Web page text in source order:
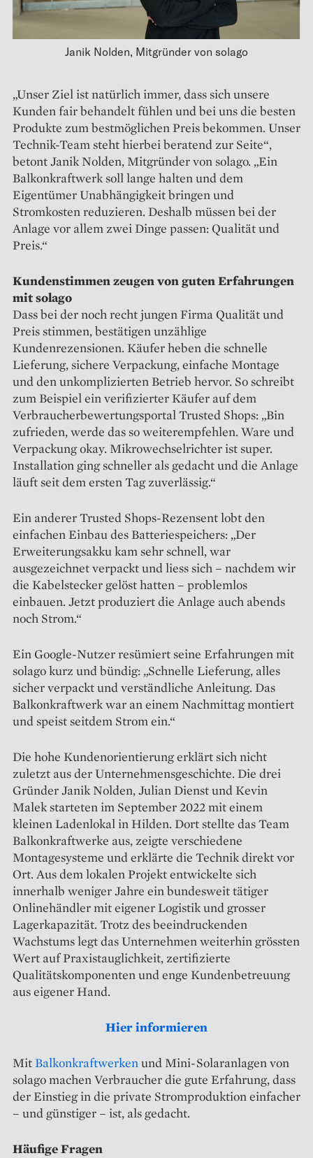
Janik Nolden, Mitgründer von solago
„Unser Ziel ist natürlich immer, dass sich unsere
Kunden fair behandelt fühlen und bei uns die besten
Produkte zum bestmöglichen Preis bekommen. Unser
Technik-Team steht hierbei beratend zur Seite“,
betont Janik Nolden, Mitgründer von solago. „Ein
Balkonkraftwerk soll lange halten und dem
Eigentümer Unabhängigkeit bringen und
Stromkosten reduzieren. Deshalb müssen bei der
Anlage vor allem zwei Dinge passen: Qualität und
Preis.“
Kundenstimmen zeugen von guten Erfahrungen
mit solago
Dass bei der noch recht jungen Firma Qualität und
Preis stimmen, bestätigen unzählige
Kundenrezensionen. Käufer heben die schnelle
Lieferung, sichere Verpackung, einfache Montage
und den unkomplizierten Betrieb hervor. So schreibt
zum Beispiel ein verifizierter Käufer auf dem
Verbraucherbewertungsportal Trusted Shops: „Bin
zufrieden, werde das so weiterempfehlen. Ware und
Verpackung okay. Mikrowechselrichter ist super.
Installation ging schneller als gedacht und die Anlage
läuft seit dem ersten Tag zuverlässig.“
Ein anderer Trusted Shops-Rezensent lobt den
einfachen Einbau des Batteriespeichers: „Der
Erweiterungsakku kam sehr schnell, war
ausgezeichnet verpackt und liess sich – nachdem wir
die Kabelstecker gelöst hatten – problemlos
einbauen. Jetzt produziert die Anlage auch abends
noch Strom.“
Ein Google-Nutzer resümiert seine Erfahrungen mit
solago kurz und bündig: „Schnelle Lieferung, alles
sicher verpackt und verständliche Anleitung. Das
Balkonkraftwerk war an einem Nachmittag montiert
und speist seitdem Strom ein.“
Die hohe Kundenorientierung erklärt sich nicht
zuletzt aus der Unternehmensgeschichte. Die drei
Gründer Janik Nolden, Julian Dienst und Kevin
Malek starteten im September 2022 mit einem
kleinen Ladenlokal in Hilden. Dort stellte das Team
Balkonkraftwerke aus, zeigte verschiedene
Montagesysteme und erklärte die Technik direkt vor
Ort. Aus dem lokalen Projekt entwickelte sich
innerhalb weniger Jahre ein bundesweit tätiger
Onlinehändler mit eigener Logistik und grosser
Lagerkapazität. Trotz des beeindruckenden
Wachstums legt das Unternehmen weiterhin grössten
Wert auf Praxistauglichkeit, zertifizierte
Qualitätskomponenten und enge Kundenbetreuung
aus eigener Hand.
Hier informieren
MitBalkonkraftwerkenund Mini-Solaranlagen von
solago machen Verbraucher die gute Erfahrung, dass
der Einstieg in die private Stromproduktion einfacher
– und günstiger – ist, als gedacht.
Häufige Fragen